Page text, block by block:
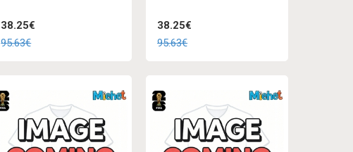
38.25€
95.63€
38.25€
95.63€